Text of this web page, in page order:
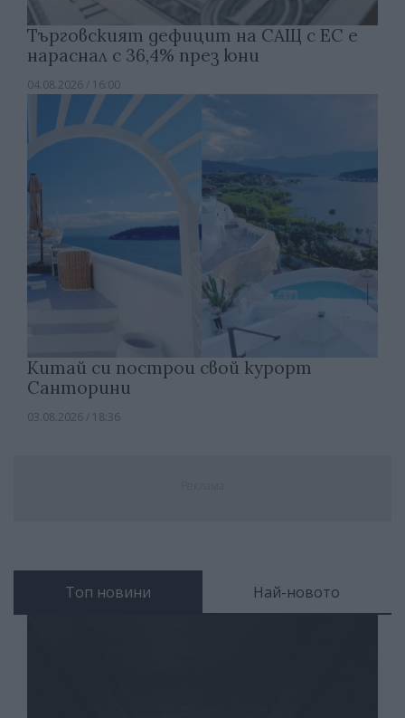
Търговският дефицит на САЩ с ЕС е
нараснал с 36,4% през юни
04.08.2026 / 16:00
Китай си построи свой курорт
Санторини
03.08.2026 / 18:36
Топ новини Най-новото